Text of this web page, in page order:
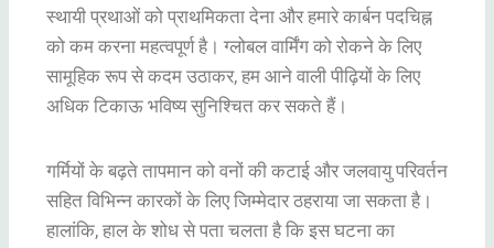
स्थायी प्रथाओं को प्राथमिकता देना और हमारे कार्बन पदचिह्न
को कम करना महत्वपूर्ण है। ग्लोबल वार्मिंग को रोकने के लिए
सामूहिक रूप से कदम उठाकर, हम आने वाली पीढ़ियों के लिए
अधिक टिकाऊ भविष्य सुनिश्चित कर सकते हैं।
गर्मियों के बढ़ते तापमान को वनों की कटाई और जलवायु परिवर्तन
सहित विभिन्न कारकों के लिए जिम्मेदार ठहराया जा सकता है।
हालांकि, हाल के शोध से पता चलता है कि इस घटना का